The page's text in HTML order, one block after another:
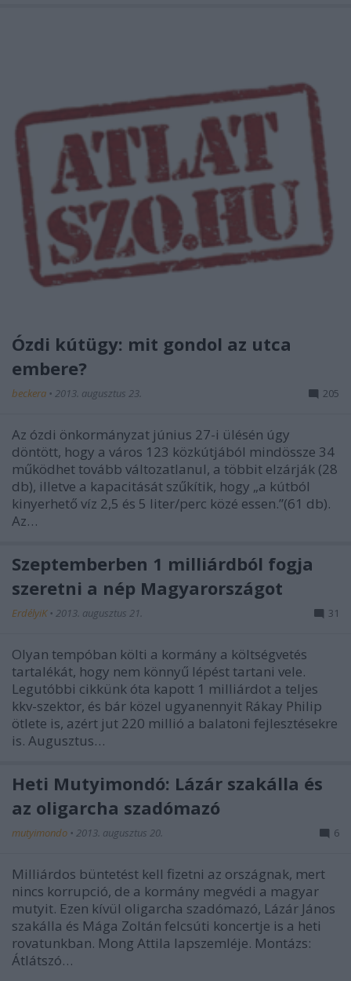
Ózdi kútügy: mit gondol az utca
embere?
beckera • 2013. augusztus 23. 205
Az ózdi önkormányzat június 27-i ülésén úgy
döntött, hogy a város 123 közkútjából mindössze 34
működhet tovább változatlanul, a többit elzárják (28
db), illetve a kapacitását szűkítik, hogy „a kútból
kinyerhető víz 2,5 és 5 liter/perc közé essen.”(61 db).
Az…
Szeptemberben 1 milliárdból fogja
szeretni a nép Magyarországot
ErdélyiK • 2013. augusztus 21. 31
Olyan tempóban költi a kormány a költségvetés
tartalékát, hogy nem könnyű lépést tartani vele.
Legutóbbi cikkünk óta kapott 1 milliárdot a teljes
kkv-szektor, és bár közel ugyanennyit Rákay Philip
ötlete is, azért jut 220 millió a balatoni fejlesztésekre
is. Augusztus…
Heti Mutyimondó: Lázár szakálla és
az oligarcha szadómazó
mutyimondo • 2013. augusztus 20. 6
Milliárdos büntetést kell fizetni az országnak, mert
nincs korrupció, de a kormány megvédi a magyar
mutyit. Ezen kívül oligarcha szadómazó, Lázár János
szakálla és Mága Zoltán felcsúti koncertje is a heti
rovatunkban. Mong Attila lapszemléje. Montázs:
Átlátszó…